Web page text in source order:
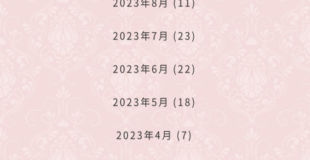
2023年7月 (23)
2023年6月 (22)
2023年5月 (18)
2023年4月 (7)